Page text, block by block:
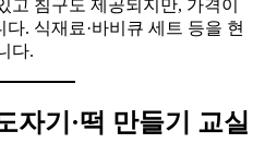
고 침구도 제공되지만, 가격이
. 식재료·바비큐 세트 등을 현
다.
자기·떡 만들기 교실